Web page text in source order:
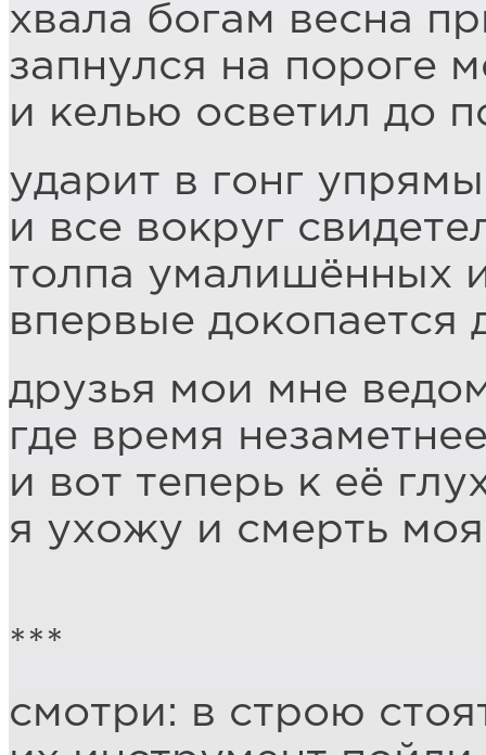
хвала богам весна
запнулся на пороге
и келью осветил до
ударит в гонг
и все вокруг
толпа умалишённых
впервые докопается
друзья мои мне
где время
и вот теперь к её
я ухожу и смерть
***
смотри: в строю